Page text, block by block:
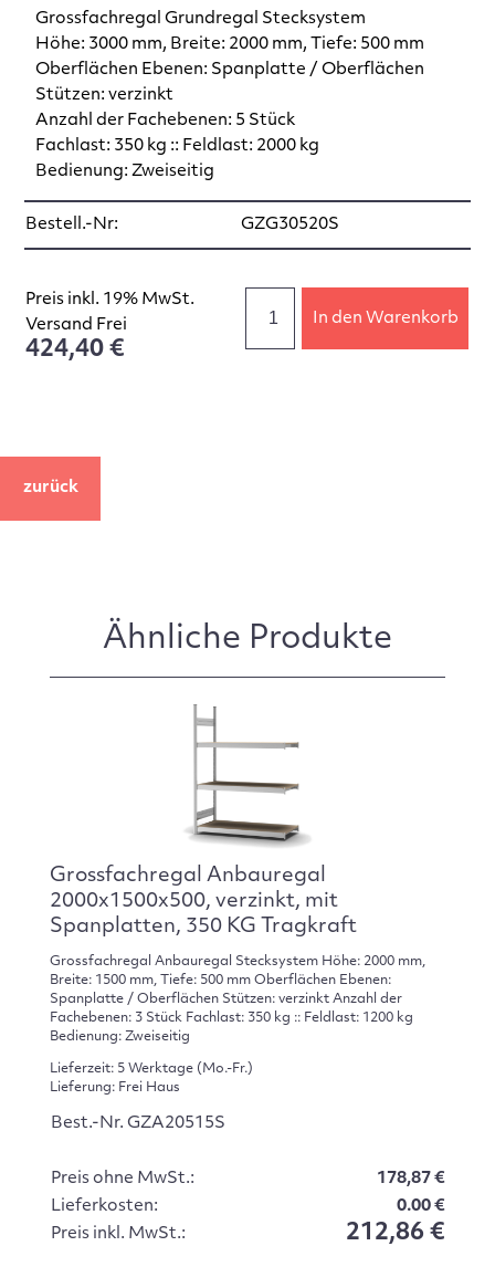
Grossfachregal Grundregal Stecksystem
Höhe: 3000 mm, Breite: 2000 mm, Tiefe: 500 mm
Oberflächen Ebenen: Spanplatte / Oberflächen
Stützen: verzinkt
Anzahl der Fachebenen: 5 Stück
Fachlast: 350 kg :: Feldlast: 2000 kg
Bedienung: Zweiseitig
Bestell.-Nr: GZG30520S
Preis inkl. 19% MwSt.
Versand Frei
424,40 €
In den Warenkorb
zurück
Ähnliche Produkte
Grossfachregal Anbauregal
2000x1500x500, verzinkt, mit
Spanplatten, 350 KG Tragkraft
Grossfachregal Anbauregal Stecksystem Höhe: 2000 mm,
Breite: 1500 mm, Tiefe: 500 mm Oberflächen Ebenen:
Spanplatte / Oberflächen Stützen: verzinkt Anzahl der
Fachebenen: 3 Stück Fachlast: 350 kg :: Feldlast: 1200 kg
Bedienung: Zweiseitig
Lieferzeit: 5 Werktage (Mo.-Fr.)
Lieferung: Frei Haus
Best.-Nr. GZA20515S
Preis ohne MwSt.:
178,87 €
Lieferkosten:
0.00 €
Preis inkl. MwSt.:
212,86 €